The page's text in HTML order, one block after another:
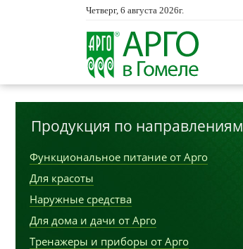
Четверг, 6 августа 2026г.
Продукция по направлениям
Функциональное питание от Арго
Для красоты
Наружные средства
Для дома и дачи от Арго
Тренажеры и приборы от Арго